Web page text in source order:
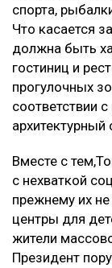
спорта,
Что касается
должна быть
гостиниц и
прогулочных
соответствии
архитектурный
Вместе с
с нехваткой
прежнему их
центры для
жители
Президент